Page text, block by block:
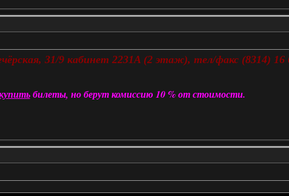
31/9 кабинет 2231A (2 этаж), тел/факс (8314) 16
билеты, но берут комиссию 10 % от стоимости.